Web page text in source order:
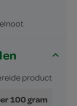
product
100 gram